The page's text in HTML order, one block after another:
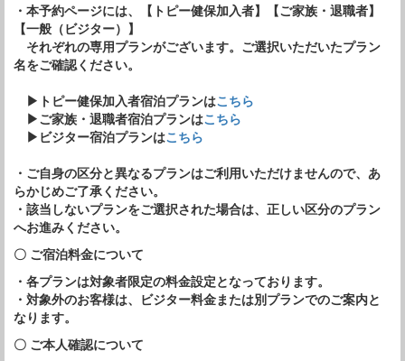
・本予約ページには、【トピー健保加入者】【ご家族・退職者】
【一般（ビジター）】
それぞれの専用プランがございます。ご選択いただいたプラン
名をご確認ください。
▶トピー健保加入者宿泊プランはこちら
▶ご家族・退職者宿泊プランはこちら
▶ビジター宿泊プランはこちら
・ご自身の区分と異なるプランはご利用いただけませんので、あ
らかじめご了承ください。
・該当しないプランをご選択された場合は、正しい区分のプラン
へお進みください。
〇 ご宿泊料金について
・各プランは対象者限定の料金設定となっております。
・対象外のお客様は、ビジター料金または別プランでのご案内と
なります。
〇 ご本人確認について